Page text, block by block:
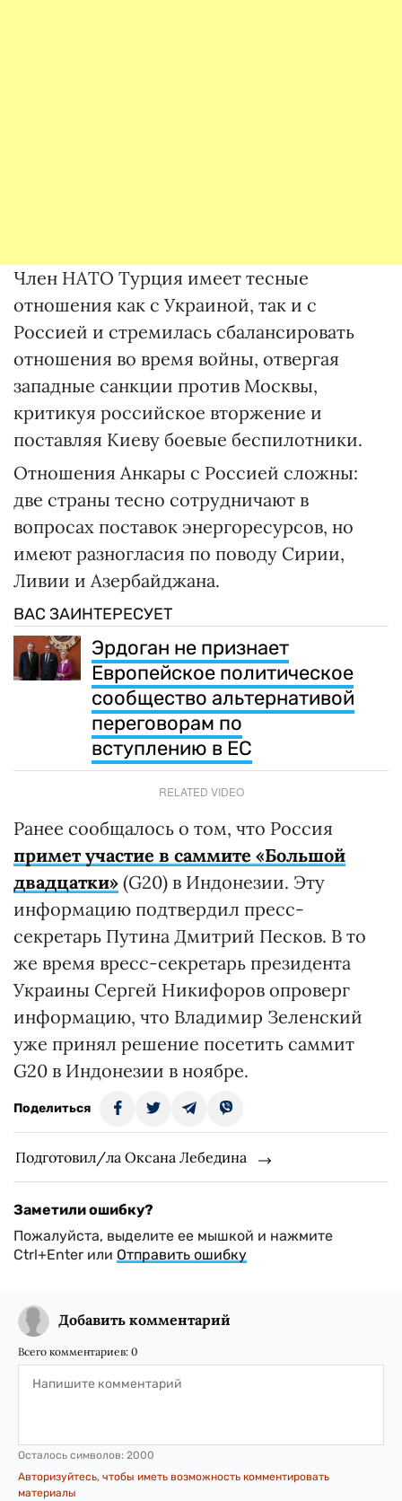
Член НАТО Турция имеет тесные
отношения как с Украиной, так и с
Россией и стремилась сбалансировать
отношения во время войны, отвергая
западные санкции против Москвы,
критикуя российское вторжение и
поставляя Киеву боевые беспилотники.
Отношения Анкары с Россией сложны:
две страны тесно сотрудничают в
вопросах поставок энергоресурсов, но
имеют разногласия по поводу Сирии,
Ливии и Азербайджана.
ВАС ЗАИНТЕРЕСУЕТ
Эрдоган не признает
Европейское политическое
сообщество альтернативой
переговорам по
вступлению в ЕС
RELATED VIDEO
Ранее сообщалось о том, что Россия
примет участие в саммите «Большой
двадцатки» (G20) в Индонезии. Эту
информацию подтвердил пресс-
секретарь Путина Дмитрий Песков. В то
же время вресс-секретарь президента
Украины Сергей Никифоров опроверг
информацию, что Владимир Зеленский
уже принял решение посетить саммит
G20 в Индонезии в ноябре.
Поделиться
Подготовил/ла Оксана Лебедина
Заметили ошибку?
Пожалуйста, выделите ее мышкой и нажмите
Ctrl+Enter или Отправить ошибку
Добавить комментарий
Всего комментариев: 0
Осталось символов: 2000
Авторизуйтесь, чтобы иметь возможность комментировать
материалы